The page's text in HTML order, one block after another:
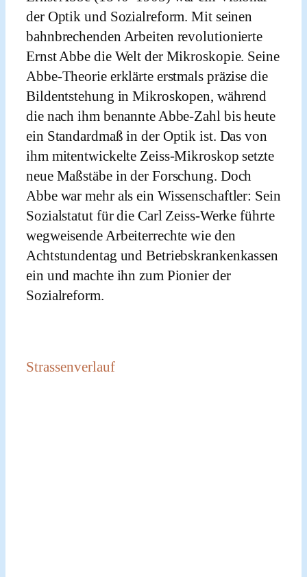
der Optik und Sozialreform. Mit seinen
bahnbrechenden Arbeiten revolutionierte
Ernst Abbe die Welt der Mikroskopie. Seine
Abbe-Theorie erklärte erstmals präzise die
Bildentstehung in Mikroskopen, während
die nach ihm benannte Abbe-Zahl bis heute
ein Standardmaß in der Optik ist. Das von
ihm mitentwickelte Zeiss-Mikroskop setzte
neue Maßstäbe in der Forschung. Doch
Abbe war mehr als ein Wissenschaftler: Sein
Sozialstatut für die Carl Zeiss-Werke führte
wegweisende Arbeiterrechte wie den
Achtstundentag und Betriebskrankenkassen
ein und machte ihn zum Pionier der
Sozialreform.
Strassenverlauf